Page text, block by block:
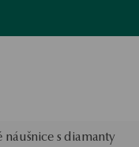
náušnice s diamanty